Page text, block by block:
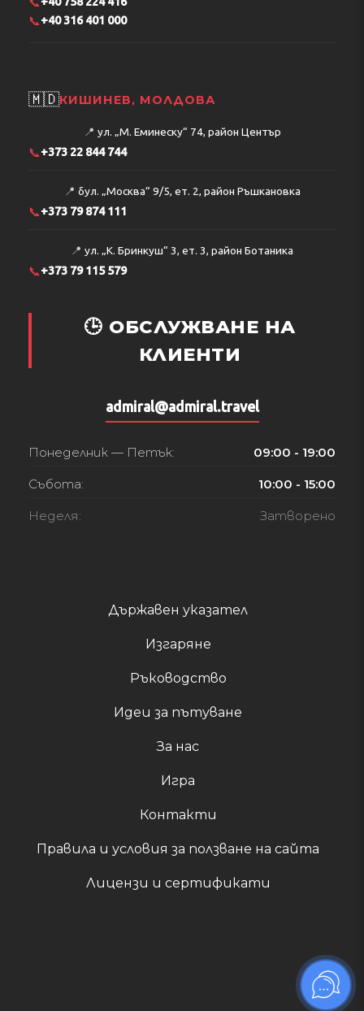
Държавен указател
Изгаряне
Ръководство
Идеи за пътуване
За нас
Игра
Контакти
Правила и условия за ползване на сайта
Лицензи и сертификати
📞+40 316 401 000
🇲🇩КИШИНЕВ, МОЛДОВА
📍 ул. „М. Еминеску“ 74, район Център
📞+373 22 844 744
📍 бул. „Москва“ 9/5, ет. 2, район Ръшкановка
📞+373 79 874 111
📍 ул. „К. Бринкуш“ 3, ет. 3, район Ботаника
📞+373 79 115 579
🕒 ОБСЛУЖВАНЕ НА
КЛИЕНТИ
admiral@admiral.travel
Понеделник — Петък: 09:00 - 19:00
Събота: 10:00 - 15:00
Неделя: Затворено